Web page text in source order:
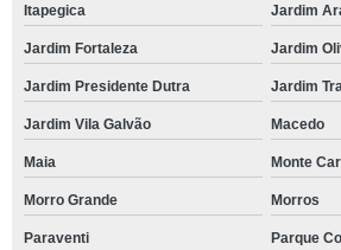
Itapegica Jardim
Jardim Fortaleza Jardim
Jardim Presidente Dutra Jardim
Jardim Vila Galvão Macedo
Maia Monte
Morro Grande Morros
Paraventi Parque